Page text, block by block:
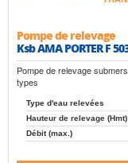
Pompe de relevage
Ksb AMA PORTER F
Pompe de relevage
types
Type d'eau relevées
Hauteur de relevage
Débit (max.)